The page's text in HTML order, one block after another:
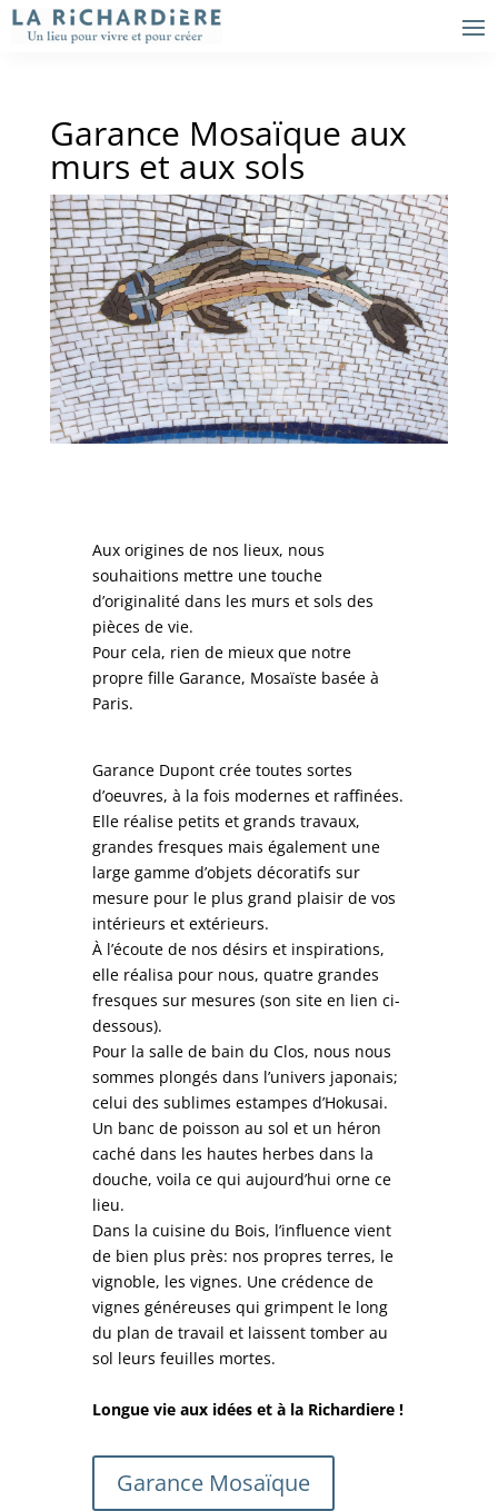
Garance Mosaïque aux
murs et aux sols
Aux origines de nos lieux, nous
souhaitions mettre une touche
d’originalité dans les murs et sols des
pièces de vie.
Pour cela, rien de mieux que notre
propre fille Garance, Mosaïste basée à
Paris.
Garance Dupont crée toutes sortes
d’oeuvres, à la fois modernes et raffinées.
Elle réalise petits et grands travaux,
grandes fresques mais également une
large gamme d’objets décoratifs sur
mesure pour le plus grand plaisir de vos
intérieurs et extérieurs.
À l’écoute de nos désirs et inspirations,
elle réalisa pour nous, quatre grandes
fresques sur mesures (son site en lien ci-
dessous).
Pour la salle de bain du Clos, nous nous
sommes plongés dans l’univers japonais;
celui des sublimes estampes d’Hokusai.
Un banc de poisson au sol et un héron
caché dans les hautes herbes dans la
douche, voila ce qui aujourd’hui orne ce
lieu.
Dans la cuisine du Bois, l’influence vient
de bien plus près: nos propres terres, le
vignoble, les vignes. Une crédence de
vignes généreuses qui grimpent le long
du plan de travail et laissent tomber au
sol leurs feuilles mortes.
Longue vie aux idées et à la Richardiere !
Garance Mosaïque